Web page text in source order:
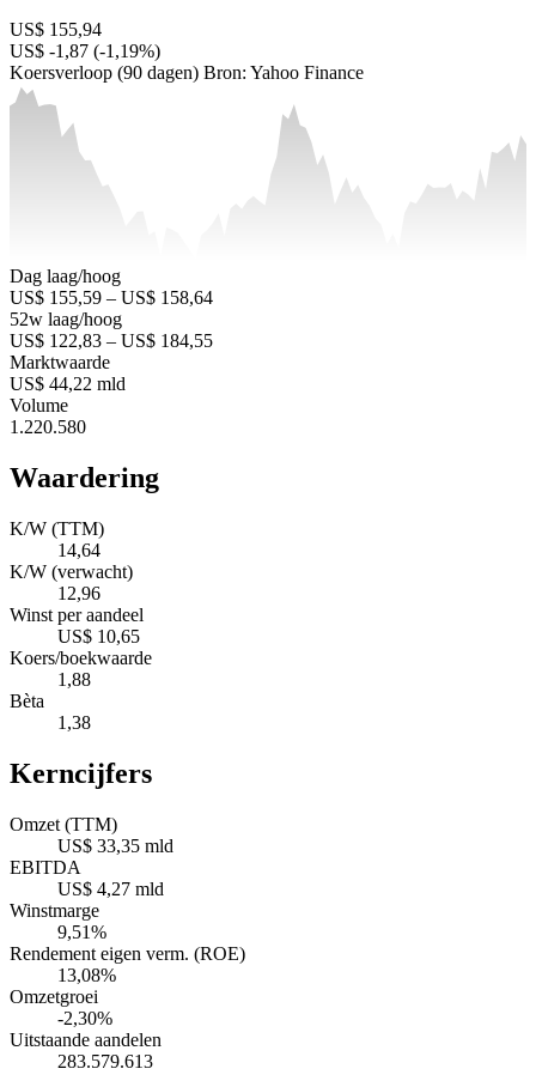
US$ 155,94
US$ -1,87 (-1,19%)
Koersverloop (90 dagen) Bron: Yahoo Finance
Dag laag/hoog
US$ 155,59 – US$ 158,64
52w laag/hoog
US$ 122,83 – US$ 184,55
Marktwaarde
US$ 44,22 mld
Volume
1.220.580
Waardering
K/W (TTM)
14,64
K/W (verwacht)
12,96
Winst per aandeel
US$ 10,65
Koers/boekwaarde
1,88
Bèta
1,38
Kerncijfers
Omzet (TTM)
US$ 33,35 mld
EBITDA
US$ 4,27 mld
Winstmarge
9,51%
Rendement eigen verm. (ROE)
13,08%
Omzetgroei
-2,30%
Uitstaande aandelen
283.579.613